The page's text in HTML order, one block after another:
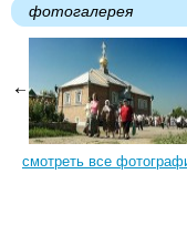
фотогалерея
смотреть все